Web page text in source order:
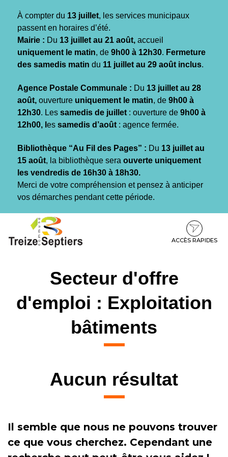
À compter du 13 juillet, les services municipaux
passent en horaires d’été.
Mairie : Du 13 juillet au 21 août, accueil
uniquement le matin, de 9h00 à 12h30. Fermeture
des samedis matin du 11 juillet au 29 août inclus.
Agence Postale Communale : Du 13 juillet au 28
août, ouverture uniquement le matin, de 9h00 à
12h30. Les samedis de juillet : ouverture de 9h00 à
12h00, l es samedis d’août : agence fermée.
Bibliothèque “Au Fil des Pages” : Du 13 juillet au
15 août, la bibliothèque sera ouverte uniquement
les vendredis de 16h30 à 18h30.
Merci de votre compréhension et pensez à anticiper
vos démarches pendant cette période.
contenu
pied
ACCÈS RAPIDES
Secteur d'offre
d'emploi : Exploitation
bâtiments
Aucun résultat
Il semble que nous ne pouvons trouver
ce que vous cherchez. Cependant une